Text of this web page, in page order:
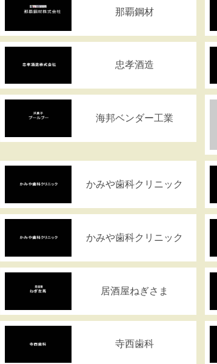
那覇鋼材
忠孝酒造
海邦ベンダー工業
かみや歯科クリニック
かみや歯科クリニック
居酒屋ねぎさま
寺西歯科